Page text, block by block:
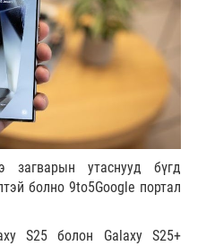
загварын утаснууд бүгд
болно 9to5Google портал
S25 болон Galaxy S25+